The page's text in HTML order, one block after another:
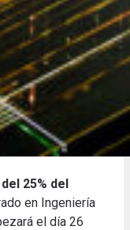
25% del
en Ingeniería
el día 26